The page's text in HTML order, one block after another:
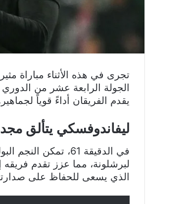
تجرى في هذه الأثناء مباراة
الجولة الرابعة عشر من
يقدم الفريقان أداءً قوياً
ليفاندوفسكي يتألق
في الدقيقة 61،
الذي يسعى للحفاظ على